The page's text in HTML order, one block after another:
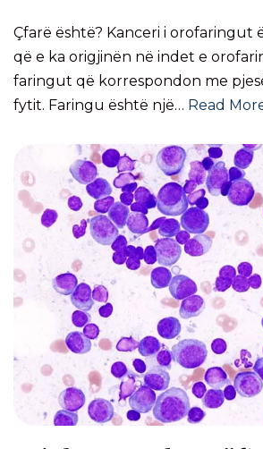
Çfarë është? Kanceri i orofaringut
që e ka origjinën në indet e
faringut që korrespondon me
fytit. Faringu është një… Read